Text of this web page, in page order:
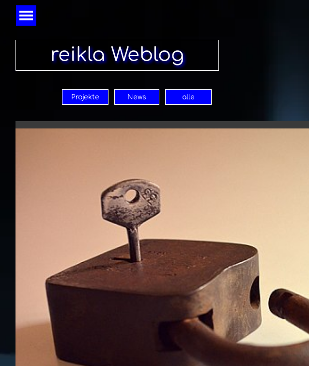
Direkt zum Seiteninhalt
reikla Weblog
Projekte News alle